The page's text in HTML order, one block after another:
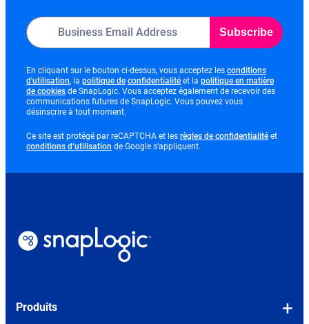
Subscribe
En cliquant sur le bouton ci-dessus, vous acceptez les conditions
d'utilisation opens
in
new
tab
, la politique deopens
in
new
confidentialitéopens
in
new
et la politique en matière
de cookiesopens
in
new
de SnapLogic. Vous acceptez également de recevoir des
communications futures de SnapLogic. Vous pouvez vous
désinscrire à tout moment.
Ce site est protégé par reCAPTCHA et les règles de confidentialitéopens
et
conditions d‘utilisation opens
de Google s‘appliquent.
Produits